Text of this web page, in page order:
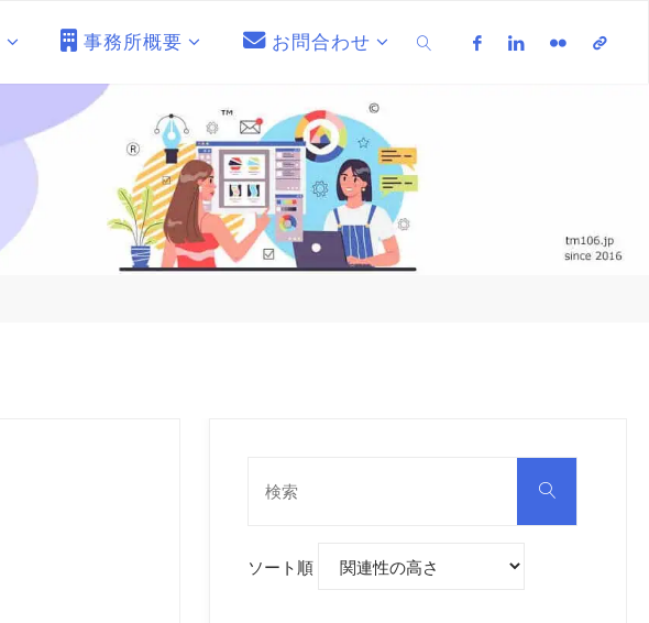
事務所概要 お問合わせ
検
ソート順